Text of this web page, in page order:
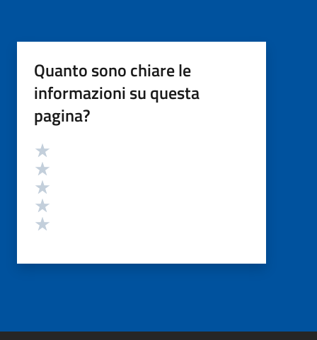
Quanto sono chiare le
informazioni su questa
pagina?
Valutazione